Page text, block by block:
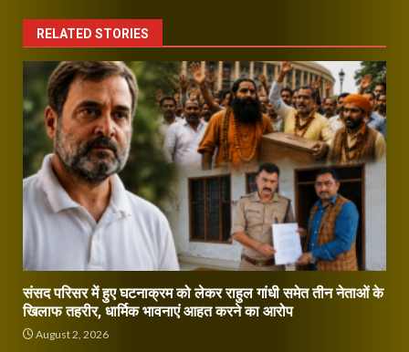
RELATED STORIES
संसद परिसर में हुए घटनाक्रम को लेकर राहुल गांधी समेत तीन नेताओं के
खिलाफ तहरीर, धार्मिक भावनाएं आहत करने का आरोप
August 2, 2026